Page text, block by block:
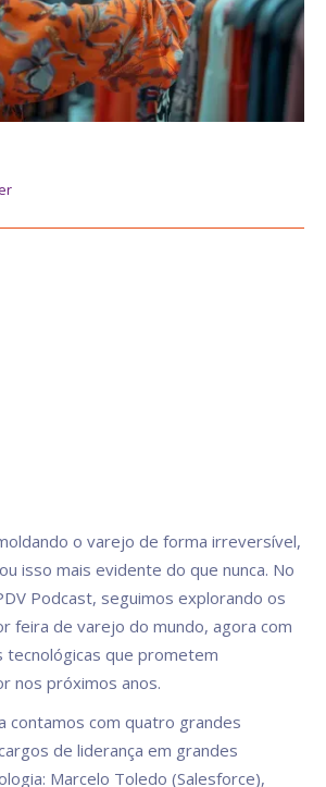
o varejo de forma irreversível,
isso mais evidente do que nunca. No
Podcast, seguimos explorando os
feira de varejo do mundo, agora com
tecnológicas que prometem
nos próximos anos.
contamos com quatro grandes
de liderança em grandes
Marcelo Toledo (Salesforce),